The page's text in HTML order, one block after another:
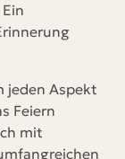
jeden Aspekt
Feiern
mit